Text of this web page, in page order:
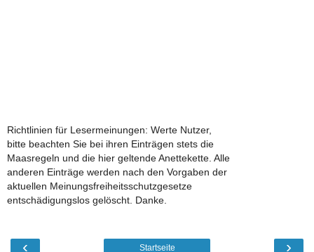
Richtlinien für Lesermeinungen: Werte Nutzer,
bitte beachten Sie bei ihren Einträgen stets die
Maasregeln und die hier geltende Anettekette. Alle
anderen Einträge werden nach den Vorgaben der
aktuellen Meinungsfreiheitsschutzgesetze
entschädigungslos gelöscht. Danke.
‹ ›
Startseite